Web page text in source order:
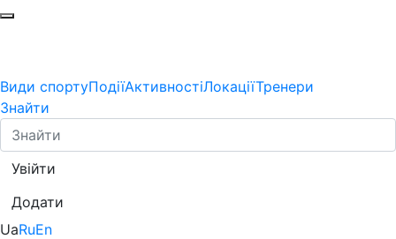
Види спортуПодіїАктивностіЛокаціїТренери
Знайти
Увійти
Додати
UaRuEn